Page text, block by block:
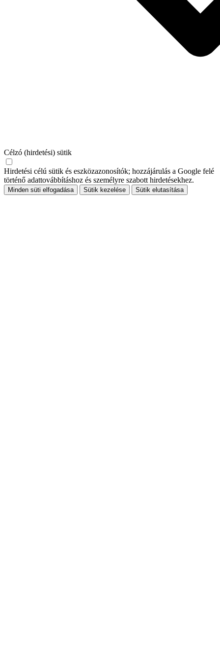
Célzó (hirdetési) sütik
Hirdetési célú sütik és eszközazonosítók; hozzájárulás a Google felé
történő adattovábbításhoz és személyre szabott hirdetésekhez.
Minden süti elfogadása Sütik kezelése Sütik elutasítása